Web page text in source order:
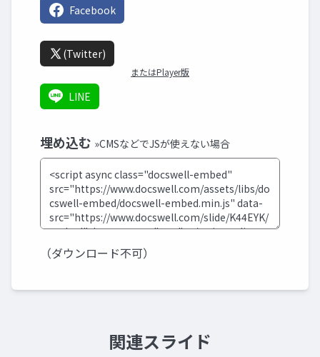
Facebook
(Twitter)
またはPlayer版
LINE
埋め込む »CMSなどでJSが使えない場合
（ダウンロード不可）
関連スライド